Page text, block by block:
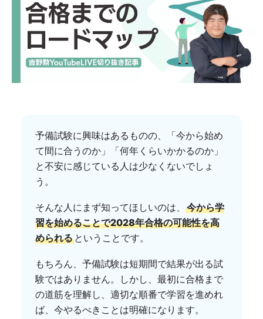
予備試験に興味はあるものの、「今から始め
て間に合うのか」「何年くらいかかるのか」
と不安に感じている人は少なくないでしょ
う。
そんな人にまず知ってほしいのは、 今から学
習を始めることで2028年合格の可能性を高
められる ということです。
もちろん、予備試験は短期間で結果が出る試
験ではありません。しかし、最初に合格まで
の道筋を理解し、適切な順番で学習を進めれ
ば、今やるべきことは明確になります。